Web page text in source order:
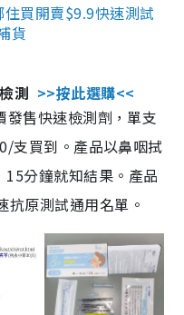
買開賣$9.9快速測試
貨
測 >>按此選購<<
發售快速檢測劑，單支
支買到。產品以鼻咽拭
分鐘就知結果。產品
抗原測試通用名單。